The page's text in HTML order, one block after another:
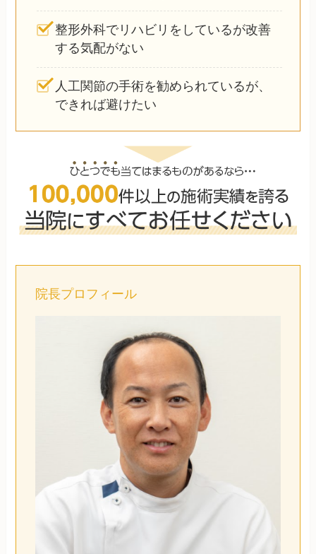
整形外科でリハビリをしているが改善
する気配がない
人工関節の手術を勧められているが、
できれば避けたい
院長プロフィール